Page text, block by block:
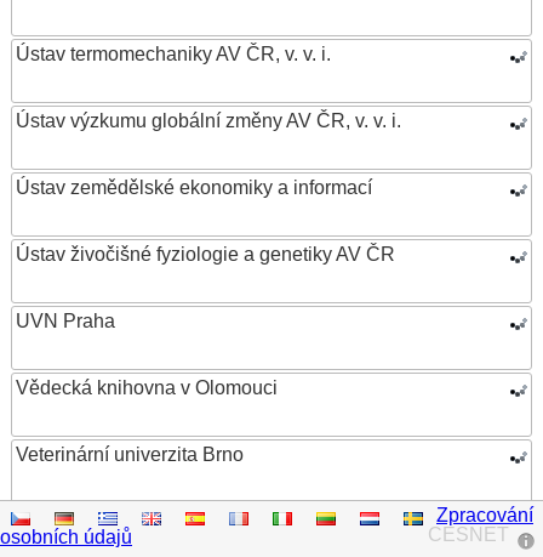
Ústav termomechaniky AV ČR, v. v. i.
Ústav výzkumu globální změny AV ČR, v. v. i.
Ústav zemědělské ekonomiky a informací
Ústav živočišné fyziologie a genetiky AV ČR
UVN Praha
Vědecká knihovna v Olomouci
Veterinární univerzita Brno
VŠB – Technická univerzita Ostrava
CESNET
Zpracování
osobních údajů